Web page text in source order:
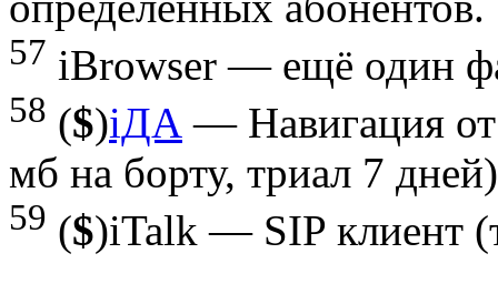
57 iBrowser — ещё один
58 ($)iДА — Навигация от
мб на борту, триал 7
59 ($)iTalk — SIP клиент